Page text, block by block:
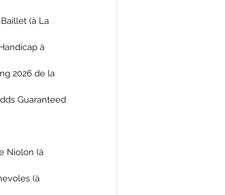
(à La
à
2026 de la
Guaranteed
Niolon (à
(à